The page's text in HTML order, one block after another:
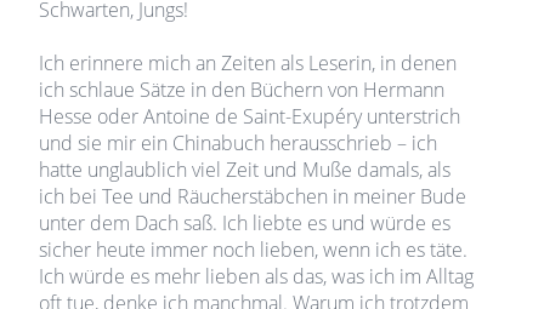
Schwarten, Jungs!
Ich erinnere mich an Zeiten als Leserin, in denen
ich schlaue Sätze in den Büchern von Hermann
Hesse oder Antoine de Saint-Exupéry unterstrich
und sie mir ein Chinabuch herausschrieb – ich
hatte unglaublich viel Zeit und Muße damals, als
ich bei Tee und Räucherstäbchen in meiner Bude
unter dem Dach saß. Ich liebte es und würde es
sicher heute immer noch lieben, wenn ich es täte.
Ich würde es mehr lieben als das, was ich im Alltag
oft tue, denke ich manchmal. Warum ich trotzdem